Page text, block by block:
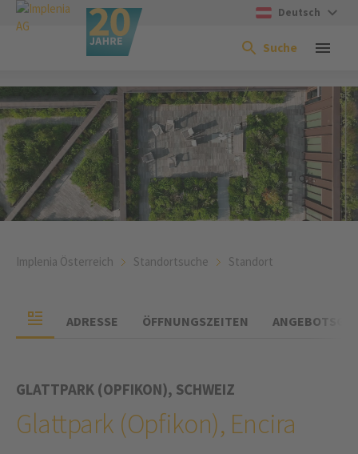
Deutsch
Suche
Implenia Österreich Standortsuche Standort
ADRESSE ÖFFNUNGSZEITEN
GLATTPARK (OPFIKON), SCHWEIZ
Glattpark (Opfikon), Encira